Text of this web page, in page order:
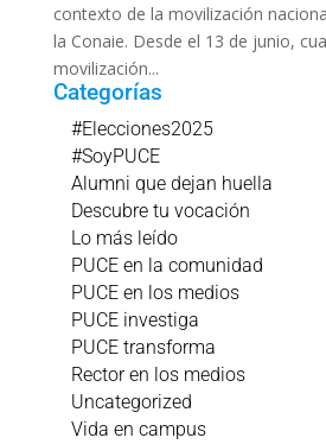
contexto de la movilización
la Conaie. Desde el 13 de junio,
movilización...
Categorías
#Elecciones2025
#SoyPUCE
Alumni que dejan huella
Descubre tu vocación
Lo más leído
PUCE en la comunidad
PUCE en los medios
PUCE investiga
PUCE transforma
Rector en los medios
Uncategorized
Vida en campus